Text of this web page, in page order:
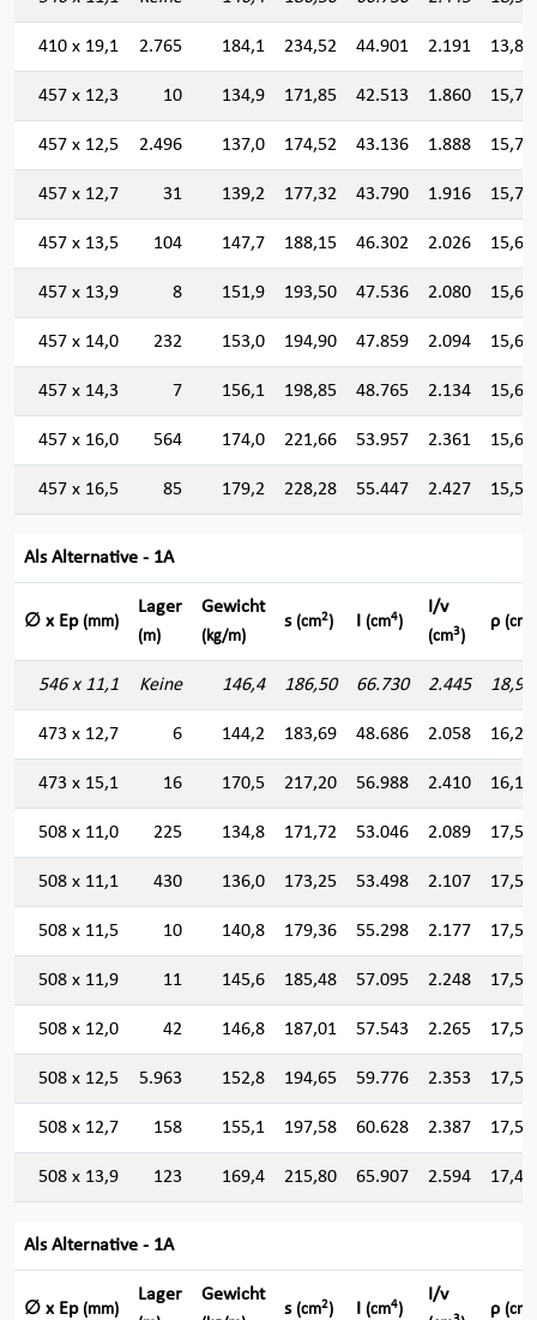
410 x 19,1 2.765 184,1 234,52 44.901 2.191
457 x 12,3 10 134,9 171,85 42.513 1.860
457 x 12,5 2.496 137,0 174,52 43.136 1.888
457 x 12,7 31 139,2 177,32 43.790 1.916
457 x 13,5 104 147,7 188,15 46.302 2.026
457 x 13,9 8 151,9 193,50 47.536 2.080
457 x 14,0 232 153,0 194,90 47.859 2.094
457 x 14,3 7 156,1 198,85 48.765 2.134
457 x 16,0 564 174,0 221,66 53.957 2.361
457 x 16,5 85 179,2 228,28 55.447 2.427
Als Alternative - 1A
∅ x Ep (mm)
Lager
(m)
Gewicht
(kg/m)
s (cm2) I (cm4)
I/v
(cm3)
ρ (cm)
546 x 11,1 Keine 146,4 186,50 66.730 2.445
473 x 12,7 6 144,2 183,69 48.686 2.058
473 x 15,1 16 170,5 217,20 56.988 2.410
508 x 11,0 225 134,8 171,72 53.046 2.089
508 x 11,1 430 136,0 173,25 53.498 2.107
508 x 11,5 10 140,8 179,36 55.298 2.177
508 x 11,9 11 145,6 185,48 57.095 2.248
508 x 12,0 42 146,8 187,01 57.543 2.265
508 x 12,5 5.963 152,8 194,65 59.776 2.353
508 x 12,7 158 155,1 197,58 60.628 2.387
508 x 13,9 123 169,4 215,80 65.907 2.594
Als Alternative - 1A
∅ x Ep (mm)
Lager Gewicht
s (cm2) I (cm4)
I/v
ρ (cm)